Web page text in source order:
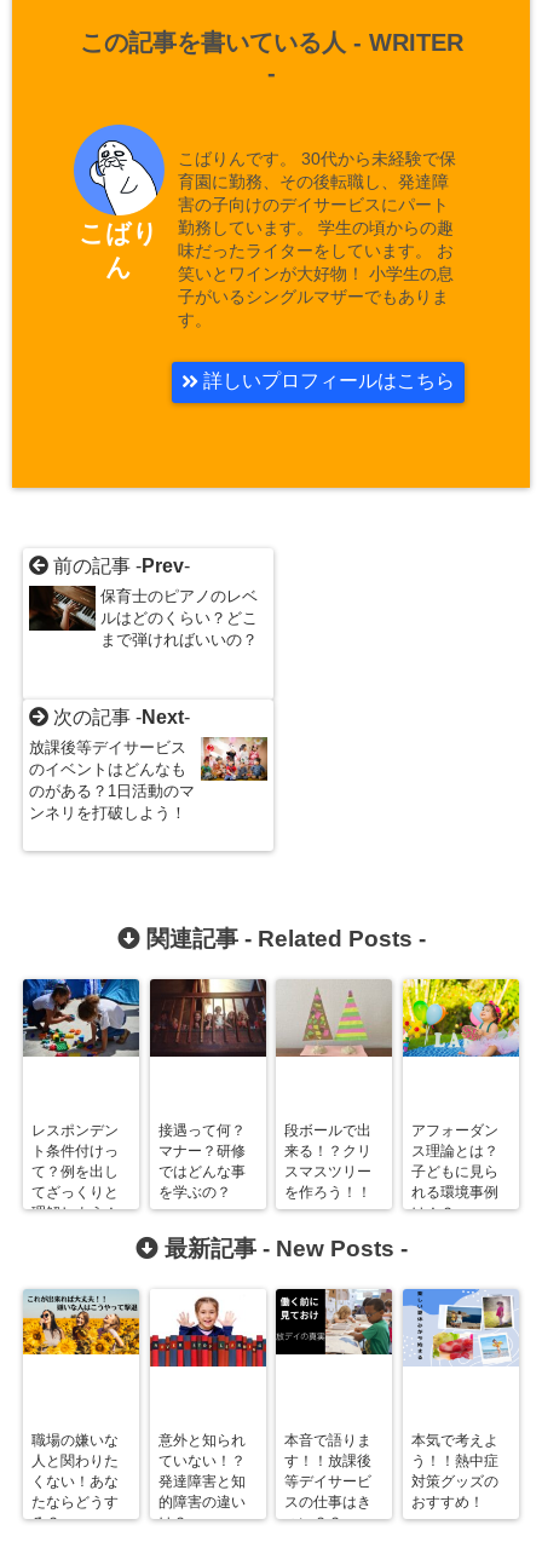
この記事を書いている人 - WRITER
-
こばり
ん
こばりんです。 30代から未経験で保
育園に勤務、その後転職し、発達障
害の子向けのデイサービスにパート
勤務しています。 学生の頃からの趣
味だったライターをしています。 お
笑いとワインが大好物！ 小学生の息
子がいるシングルマザーでもありま
す。
詳しいプロフィールはこちら
前の記事 -Prev-
保育士のピアノのレベ
ルはどのくらい？どこ
まで弾ければいいの？
次の記事 -Next-
放課後等デイサービス
のイベントはどんなも
のがある？1日活動のマ
ンネリを打破しよう！
関連記事 - Related Posts -
レスポンデン
ト条件付けっ
て？例を出し
てざっくりと
理解しよう！
接遇って何？
マナー？研修
ではどんな事
を学ぶの？
段ボールで出
来る！？クリ
スマスツリー
を作ろう！！
アフォーダン
ス理論とは？
子どもに見ら
れる環境事例
は！？
最新記事 - New Posts -
職場の嫌いな
人と関わりた
くない！あな
たならどうす
る？
意外と知られ
ていない！？
発達障害と知
的障害の違い
は？
本音で語りま
す！！放課後
等デイサービ
スの仕事はき
つい？？
本気で考えよ
う！！熱中症
対策グッズの
おすすめ！